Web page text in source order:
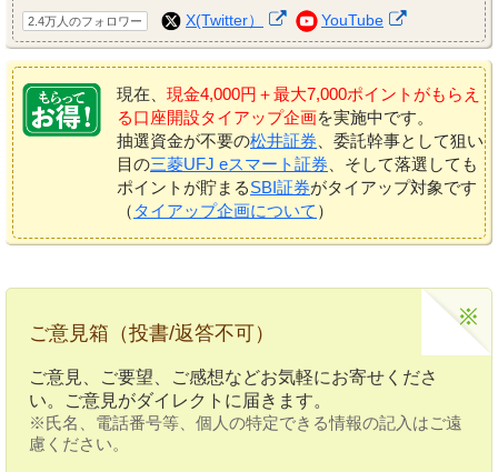
2.4万人のフォロワー X(Twitter） YouTube
現在、 現金4,000円＋最大7,000ポイントがもらえ
る口座開設タイアップ企画を実施中です。
抽選資金が不要の松井証券 、委託幹事として狙い
目の三菱UFJ eスマート証券 、そして落選しても
ポイントが貯まるSBI証券がタイアップ対象です
（ タイアップ企画について ）
ご意見箱（投書/返答不可）
ご意見、ご要望、ご感想などお気軽にお寄せくださ
い。ご意見がダイレクトに届きます。
※氏名、電話番号等、個人の特定できる情報の記入はご遠
慮ください。